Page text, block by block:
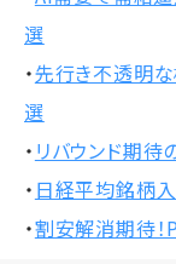
選
・先行き不透明
選
・ リバウンド期待
・ 日経平均銘柄
・割安解消期待！